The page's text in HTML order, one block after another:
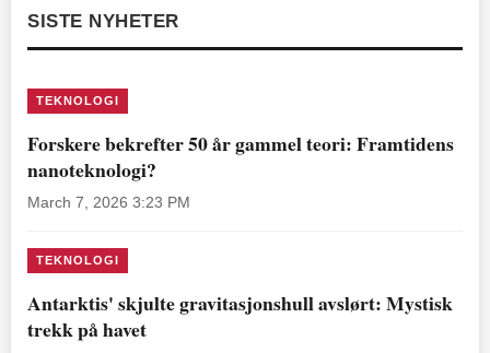
SISTE NYHETER
TEKNOLOGI
Forskere bekrefter 50 år gammel teori: Framtidens
nanoteknologi?
March 7, 2026 3:23 PM
TEKNOLOGI
Antarktis' skjulte gravitasjonshull avslørt: Mystisk
trekk på havet